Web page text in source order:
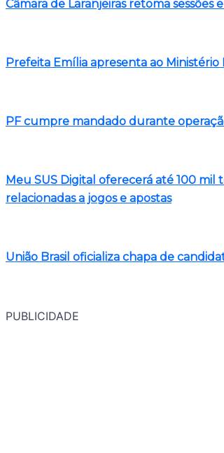
Câmara de Laranjeiras retoma
Prefeita Emília apresenta ao
PF cumpre mandado durante
Meu SUS Digital oferecerá até 100 mil
relacionadas a jogos e apostas
União Brasil oficializa chapa de
PUBLICIDADE